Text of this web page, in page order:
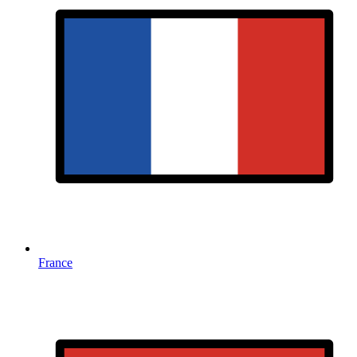
France